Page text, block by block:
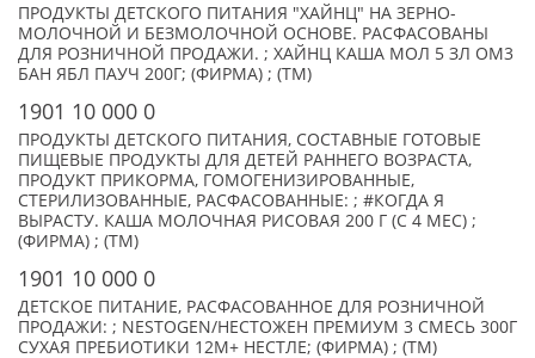
ПРОДУКТЫ ДЕТСКОГО ПИТАНИЯ "ХАЙНЦ" НА ЗЕРНО-
МОЛОЧНОЙ И БЕЗМОЛОЧНОЙ ОСНОВЕ. РАСФАСОВАНЫ
ДЛЯ РОЗНИЧНОЙ ПРОДАЖИ. ; ХАЙНЦ КАША МОЛ 5 ЗЛ ОМ3
БАН ЯБЛ ПАУЧ 200Г; (ФИРМА) ; (TM)
1901 10 000 0
ПРОДУКТЫ ДЕТСКОГО ПИТАНИЯ, СОСТАВНЫЕ ГОТОВЫЕ
ПИЩЕВЫЕ ПРОДУКТЫ ДЛЯ ДЕТЕЙ РАННЕГО ВОЗРАСТА,
ПРОДУКТ ПРИКОРМА, ГОМОГЕНИЗИРОВАННЫЕ,
СТЕРИЛИЗОВАННЫЕ, РАСФАСОВАННЫЕ: ; #КОГДА Я
ВЫРАСТУ. КАША МОЛОЧНАЯ РИСОВАЯ 200 Г (С 4 МЕС) ;
(ФИРМА) ; (TM)
1901 10 000 0
ДЕТСКОЕ ПИТАНИЕ, РАСФАСОВАННОЕ ДЛЯ РОЗНИЧНОЙ
ПРОДАЖИ: ; NESTOGEN/НЕСТОЖЕН ПРЕМИУМ 3 СМЕСЬ 300Г
СУХАЯ ПРЕБИОТИКИ 12М+ НЕСТЛЕ; (ФИРМА) ; (TM)